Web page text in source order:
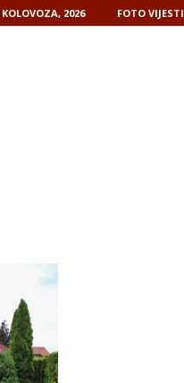
2026 FOTO VIJESTI